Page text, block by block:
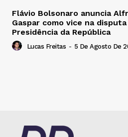
Flávio Bolsonaro anuncia
Gaspar como vice na
Presidência da República
Lucas Freitas - 5 De Agosto De